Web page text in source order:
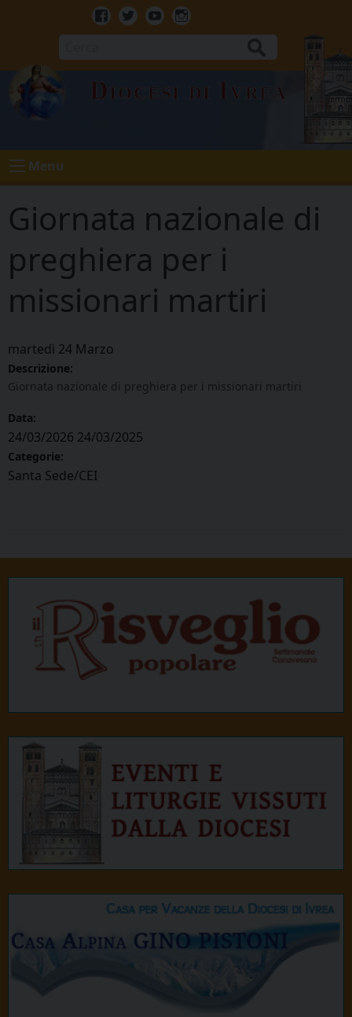
Facebook
TwitterYoutubeInstagram
Diocesi di Ivrea
Menu
Giornata nazionale di
preghiera per i
missionari martiri
martedì 24 Marzo
Descrizione:
Giornata nazionale di preghiera per i missionari martiri
Data:
24/03/2026 24/03/2025
Categorie:
Santa Sede/CEI